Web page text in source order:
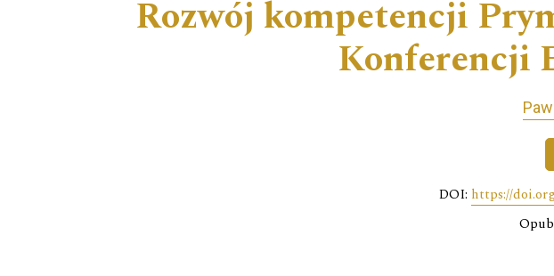
Rozwój kompetencji
Konferencji
DOI: https://